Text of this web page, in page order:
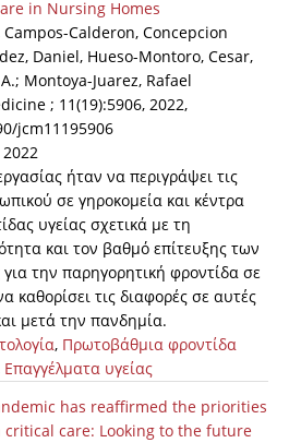
in Nursing Homes
Calderon, Concepcion
Daniel, Hueso-Montoro, Cesar,
Montoya-Juarez, Rafael
; 11(19):5906, 2022,
jcm11195906
ήταν να περιγράψει τις
σε γηροκομεία και κέντρα
υγείας σχετικά με τη
και τον βαθμό επίτευξης των
την παρηγορητική φροντίδα σε
καθορίσει τις διαφορές σε αυτές
μετά την πανδημία.
, Πρωτοβάθμια φροντίδα
Επαγγέλματα υγείας
has reaffirmed the priorities
care: Looking to the future